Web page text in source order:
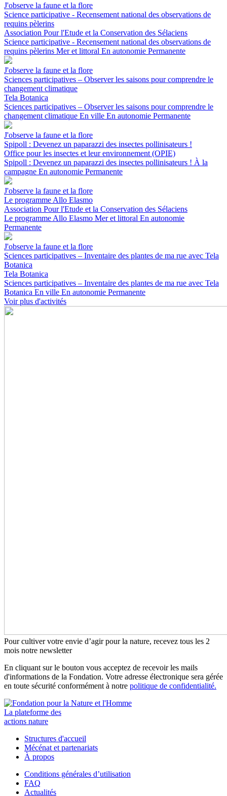
J'observe la faune et la flore
Science participative - Recensement national des observations de
requins pèlerins
Association Pour l'Etude et la Conservation des Sélaciens
Science participative - Recensement national des observations de
requins pèlerins Mer et littoral En autonomie Permanente
J'observe la faune et la flore
Sciences participatives – Observer les saisons pour comprendre le
changement climatique
Tela Botanica
Sciences participatives – Observer les saisons pour comprendre le
changement climatique En ville En autonomie Permanente
J'observe la faune et la flore
Spipoll : Devenez un paparazzi des insectes pollinisateurs !
Office pour les insectes et leur environnement (OPIE)
Spipoll : Devenez un paparazzi des insectes pollinisateurs ! À la
campagne En autonomie Permanente
J'observe la faune et la flore
Le programme Allo Elasmo
Association Pour l'Etude et la Conservation des Sélaciens
Le programme Allo Elasmo Mer et littoral En autonomie
Permanente
J'observe la faune et la flore
Sciences participatives – Inventaire des plantes de ma rue avec Tela
Botanica
Tela Botanica
Sciences participatives – Inventaire des plantes de ma rue avec Tela
Botanica En ville En autonomie Permanente
Voir plus d'activités
Pour cultiver votre envie d’agir pour la nature, recevez tous les 2
mois notre newsletter
En cliquant sur le bouton vous acceptez de recevoir les mails
d'informations de la Fondation. Votre adresse électronique sera gérée
en toute sécurité conformément à notre politique de confidentialité.
La plateforme des
actions nature
Structures d'accueil
Mécénat et partenariats
À propos
Conditions générales d’utilisation
FAQ
Actualités